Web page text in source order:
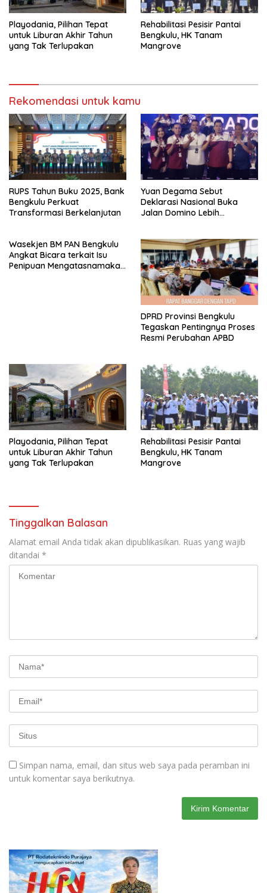
Playodania, Pilihan Tepat
untuk Liburan Akhir Tahun
yang Tak Terlupakan
Rehabilitasi Pesisir Pantai
Bengkulu, HK Tanam
Mangrove
Rekomendasi untuk kamu
RUPS Tahun Buku 2025, Bank
Bengkulu Perkuat
Transformasi Berkelanjutan
Yuan Degama Sebut
Deklarasi Nasional Buka
Jalan Domino Lebih
Wasekjen BM PAN Bengkulu
Angkat Bicara terkait Isu
Penipuan Mengatasnamakan
DPRD Provinsi Bengkulu
Tegaskan Pentingnya Proses
Resmi Perubahan APBD
Playodania, Pilihan Tepat
untuk Liburan Akhir Tahun
yang Tak Terlupakan
Rehabilitasi Pesisir Pantai
Bengkulu, HK Tanam
Mangrove
Tinggalkan Balasan
Alamat email Anda tidak akan dipublikasikan. Ruas yang wajib
ditandai *
Simpan nama, email, dan situs web saya pada peramban ini
untuk komentar saya berikutnya.